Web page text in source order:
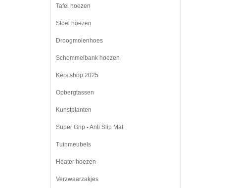
Tafel hoezen
Stoel hoezen
Droogmolenhoes
Schommelbank hoezen
Kerstshop 2025
Opbergtassen
Kunstplanten
Super Grip - Anti Slip Mat
Tuinmeubels
Heater hoezen
Verzwaarzakjes